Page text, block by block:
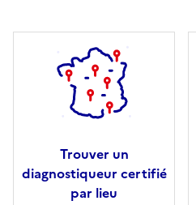
Trouver un
diagnostiqueur certifié
par lieu